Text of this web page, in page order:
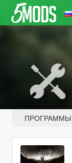
ПРОГРАММЫ